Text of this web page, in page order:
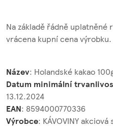
Na základě řádně uplatněné
vrácena kupní cena výrobku.
Název: Holandské kakao
Datum minimální
13.12.2024
EAN: 8594000770336
Výrobce: KÁVOVINY